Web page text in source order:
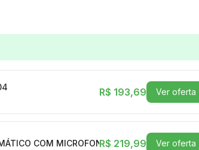
60Fps Foco Automático Com
R$ 193,69 Ver oferta
COM MICROFONE - RZFHDAF01
R$ 219,99 Ver oferta